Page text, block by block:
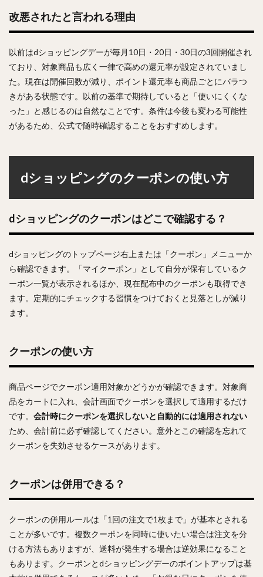
改悪されたと言われる理由
以前はdショッピングデーが毎月10日・20日・30日の3回開催され
ており、対象商品も広く一律で高めの還元率が設定されていまし
た。現在は開催回数が減り、ポイント還元率も商品ごとにバラつ
きがある状態です。以前の基準で期待していると「使いにくくな
った」と感じるのは自然なことです。条件は今後も変わる可能性
があるため、公式で随時確認することをおすすめします。
dショッピングのクーポンの使い方
dショッピングのクーポンはどこで確認する？
dショッピングのトップページ右上または「クーポン」メニューか
ら確認できます。「マイクーポン」として自分が保有しているク
ーポン一覧が表示されるほか、現在配布中のクーポンも取得でき
ます。定期的にチェックする習慣をつけておくと見落としが減り
ます。
クーポンの使い方
商品ページでクーポン適用対象かどうかが確認できます。対象商
品をカートに入れ、会計画面でクーポンを選択して適用するだけ
です。 会計時にクーポンを選択しないと自動的には適用されない
ため、会計前に必ず確認してください。意外とこの確認を忘れて
クーポンを失効させるケースがあります。
クーポンは併用できる？
クーポンの併用ルールは「1回の注文で1枚まで」が基本とされる
ことが多いです。複数クーポンを同時に使いたい場合は注文を分
ける方法もありますが、送料が発生する場合は逆効果になること
もあります。クーポンとdショッピングデーのポイントアップは基